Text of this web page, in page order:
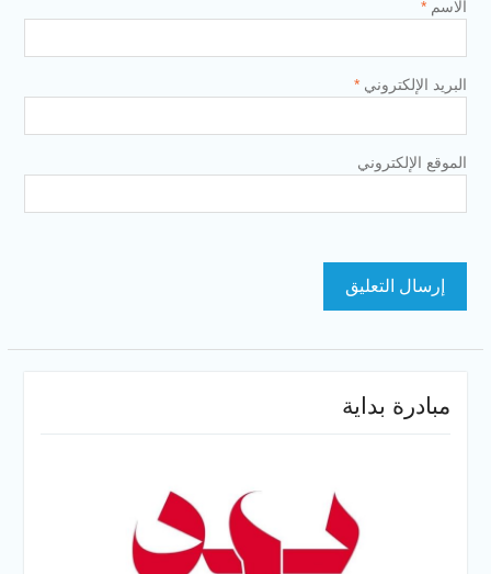
الاسم *
البريد الإلكتروني *
الموقع الإلكتروني
مبادرة بداية